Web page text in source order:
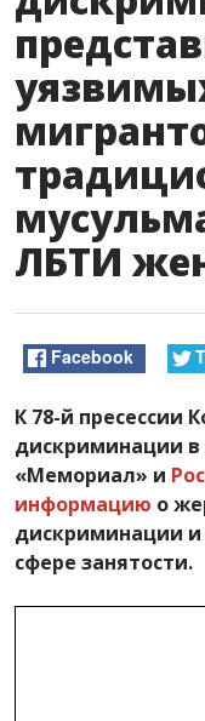
ЛБТИ
Facebook
К 78-й пресессии
дискриминации
«Мемориал» и
информацию о
дискриминации
сфере занятости.